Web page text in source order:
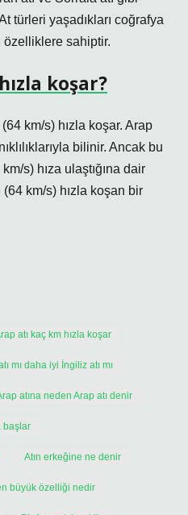
türleri yaşadıkları coğrafya
özelliklere sahiptir.
koşar?
(64 km/s) hızla koşar. Arap
bilinir. Ancak bu
s) hıza ulaştığına dair
km/s) hızla koşan bir
atı kaç km hızla koşar
mı daha iyi İngiliz atı mı
atına neden Arap atı denir
başlar
Atın erkeğine ne denir
büyük özelliği nedir